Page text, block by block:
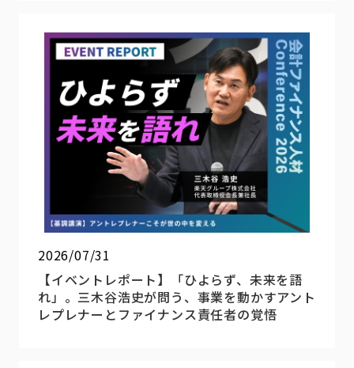
2026/07/31
【イベントレポート】「ひよらず、未来を語
れ」。三木谷浩史が問う、事業を動かすアント
レプレナーとファイナンス責任者の覚悟